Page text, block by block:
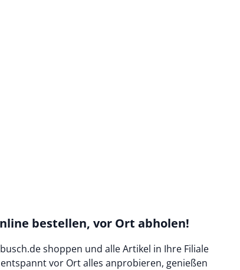
bestellen, vor Ort abholen!
shoppen und alle Artikel in Ihre Filiale
vor Ort alles anprobieren, genießen